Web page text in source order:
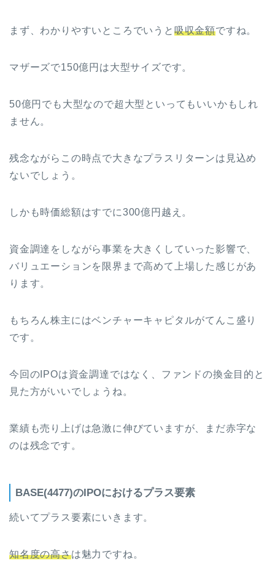
まず、わかりやすいところでいうと 吸収金額ですね。
マザーズで150億円は大型サイズです。
50億円でも大型なので超大型といってもいいかもしれ
ません。
残念ながらこの時点で大きなプラスリターンは見込め
ないでしょう。
しかも時価総額はすでに300億円越え。
資金調達をしながら事業を大きくしていった影響で、
バリュエーションを限界まで高めて上場した感じがあ
ります。
もちろん株主にはベンチャーキャピタルがてんこ盛り
です。
今回のIPOは資金調達ではなく、ファンドの換金目的と
見た方がいいでしょうね。
業績も売り上げは急激に伸びていますが、まだ赤字な
のは残念です。
BASE(4477)のIPOにおけるプラス要素
続いてプラス要素にいきます。
知名度の高さは魅力ですね。